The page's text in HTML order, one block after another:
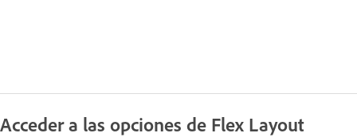
Acceder a las opciones de Flex Layout